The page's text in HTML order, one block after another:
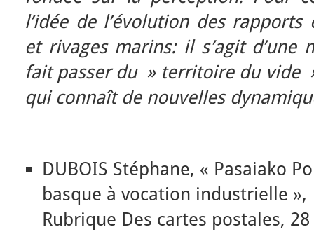
l’idée de l’évolution des
et rivages marins: il s’agit d’une
fait passer du » territoire du vide
qui connaît de nouvelles
DUBOIS Stéphane, « Pasaiako
basque à vocation industrielle »,
Rubrique Des cartes postales,